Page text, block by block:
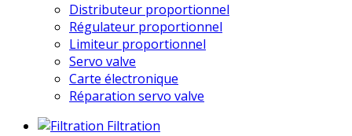
Distributeur proportionnel
Régulateur proportionnel
Limiteur proportionnel
Servo valve
Carte électronique
Réparation servo valve
Filtration